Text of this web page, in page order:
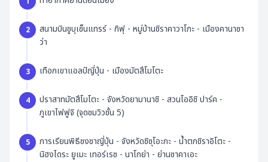
2
สนามบินชูบุเซ็นแทรร์ - กิฟุ - หมู่บ้านชิราคาวาโกะ - เมืองคานาซา
ว่า
3 เทือกเขาแอลป์ญี่ปุ่น - เมืองมัตสึโมโตะ
4
ปราสาทมัตสึโมโตะ - จังหวัดยามานาชิ - สวนโออิชิ ปาร์ค -
ภูเขาไฟฟูจิ (จุดชมวิวชั้น 5)
5
การเรียนพิธีชงชาญี่ปุ่น - จังหวัดชิซุโอะกะ - น้ำตกชิราอิโตะ -
นิฮงไดระ ยูเมะ เทอร์เรซ - นาโกย่า - ย่านซาคาเอะ